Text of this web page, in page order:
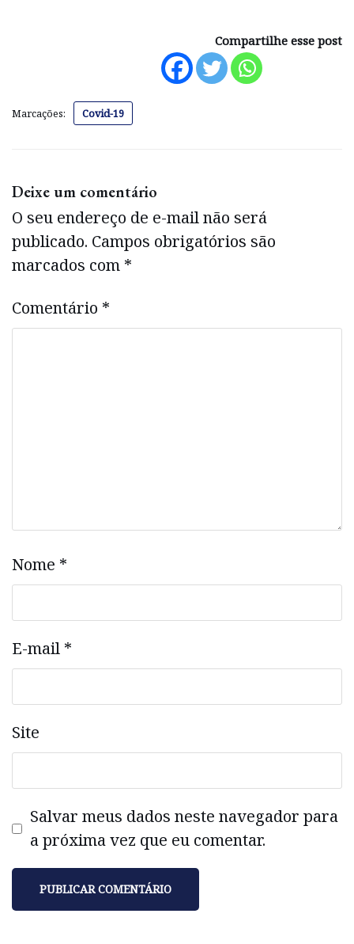
Compartilhe esse post
Marcações: Covid-19
Deixe um comentário
O seu endereço de e-mail não será
publicado. Campos obrigatórios são
marcados com *
Comentário *
Nome *
E-mail *
Site
Salvar meus dados neste navegador para
a próxima vez que eu comentar.